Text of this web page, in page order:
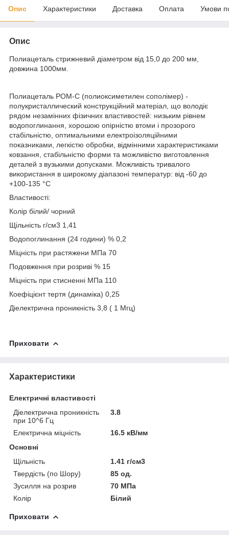
Опис Характеристики Доставка Оплата Умови
Опис
Полиацеталь стрижневий діаметром від 15,0 до 200 мм,
довжина 1000мм.
Полиацеталь РОМ-С (полиоксиметилен сополімер) -
полукристаллический конструкційний матеріал, що володіє
рядом незамінних фізичних властивостей: низьким рівнем
водопоглинання, хорошою опірністю втоми і прозорого
стабільністю, оптимальними електроізоляційними
показниками, легкістю обробки, відмінними характеристиками
ковзання, стабільністю форми та можливістю виготовлення
деталей з вузькими допусками. Можливість тривалого
використання в широкому діапазоні температур: від -60 до
+100-135 °С
Властивості:
Колір білий/ чорний
Щільність г/см3 1,41
Водопоглинання (24 години) % 0,2
Міцність при растяжени МПа 70
Подовження при розриві % 15
Міцність при стисненні МПа 110
Коефіцієнт тертя (динаміка) 0,25
Діелектрична проникність 3,8 ( 1 Мгц)
Приховати
Характеристики
Електричні властивості
Діелектрична проникність
при 10^6 Гц
3.8
Електрична міцність
16.5 кВ/мм
Основні
Щільність
1.41 г/см3
Твердість (по Шору)
85 од.
Зусилля на розрив
70 МПа
Колір
Білий
Приховати